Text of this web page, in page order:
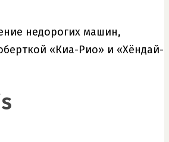
недорогих машин,
«Киа-Рио» и «Хёндай-